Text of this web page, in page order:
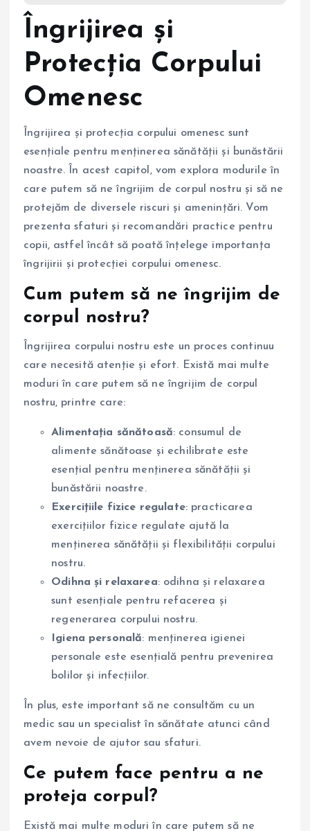
Îngrijirea și
Protecția Corpului
Omenesc
Îngrijirea și protecția corpului omenesc sunt
esențiale pentru menținerea sănătății și bunăstării
noastre. În acest capitol, vom explora modurile în
care putem să ne îngrijim de corpul nostru și să ne
protejăm de diversele riscuri și amenințări. Vom
prezenta sfaturi și recomandări practice pentru
copii, astfel încât să poată înțelege importanța
îngrijirii și protecției corpului omenesc.
Cum putem să ne îngrijim de
corpul nostru?
Îngrijirea corpului nostru este un proces continuu
care necesită atenție și efort. Există mai multe
moduri în care putem să ne îngrijim de corpul
nostru, printre care:
Alimentația sănătoasă: consumul de
alimente sănătoase și echilibrate este
esențial pentru menținerea sănătății și
bunăstării noastre.
Exercițiile fizice regulate: practicarea
exercițiilor fizice regulate ajută la
menținerea sănătății și flexibilității corpului
nostru.
Odihna și relaxarea: odihna și relaxarea
sunt esențiale pentru refacerea și
regenerarea corpului nostru.
Igiena personală: menținerea igienei
personale este esențială pentru prevenirea
bolilor și infecțiilor.
În plus, este important să ne consultăm cu un
medic sau un specialist în sănătate atunci când
avem nevoie de ajutor sau sfaturi.
Ce putem face pentru a ne
proteja corpul?
Există mai multe moduri în care putem să ne